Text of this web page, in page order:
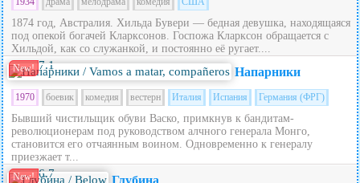
1874 год, Австралия. Хильда Бувери — бедная девушка, находящаяся
под опекой богачей Кларксонов. Госпожа Кларксон обращается с
Хильдой, как со служанкой, и постоянно её ругает....
New! 7.1 Напарники
1970 боевик комедия вестерн Италия Испания Германия (ФРГ)
Бывший чистильщик обуви Васко, примкнув к бандитам-
революционерам под руководством алчного генерала Монго,
становится его отчаянным воином. Одновременно к генералу
приезжает т...
New! 6.7 Глубина